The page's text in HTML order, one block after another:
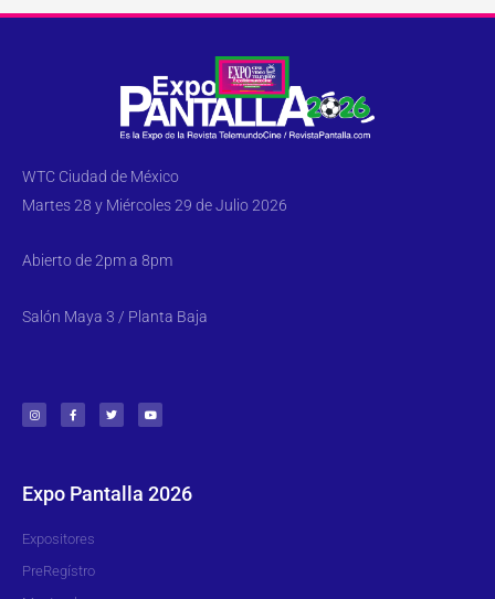
WTC Ciudad de México
Martes 28 y Miércoles 29 de Julio 2026
Abierto de 2pm a 8pm
Salón Maya 3 / Planta Baja
Expo Pantalla 2026
Expositores
PreRegístro